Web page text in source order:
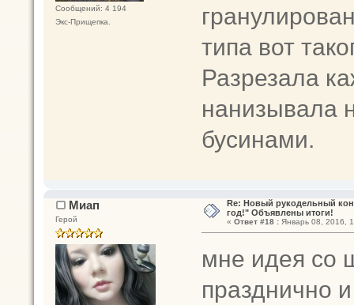
Сообщений: 4 194
Экс-Прищепка.
типа вот
Разрезала
нанизывала
бусинами.
Миап
Герой
Re: Новый рукодельный
год!" Объявлены итоги!
« Ответ #18 :Январь 08, 2016,
мне идея со
празднично